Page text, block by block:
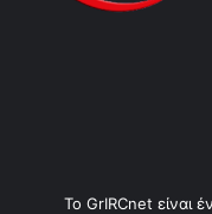
Το GrIRCnet είναι